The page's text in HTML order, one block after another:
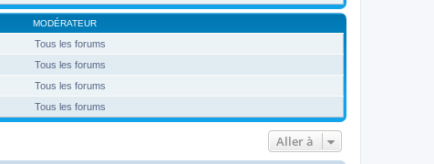
MODÉRATEUR
Tous les forums
Tous les forums
Tous les forums
Tous les forums
Aller à